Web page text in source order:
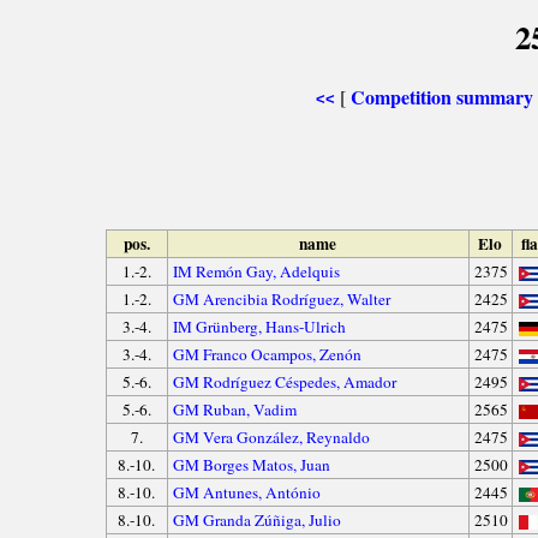
<< [Competition summary
pos. name Elo
1.-2. IM Remón Gay, Adelquis 2375
1.-2.
GM Arencibia Rodríguez, Walter 2425
3.-4.
IM Grünberg, Hans-Ulrich 2475
3.-4.
GM Franco Ocampos, Zenón 2475
5.-6.
GM Rodríguez Céspedes, Amador 2495
5.-6.
GM Ruban, Vadim 2565
7.
GM Vera González, Reynaldo 2475
8.-10.
GM Borges Matos, Juan 2500
8.-10.
GM Antunes, António 2445
8.-10.
GM Granda Zúñiga, Julio 2510